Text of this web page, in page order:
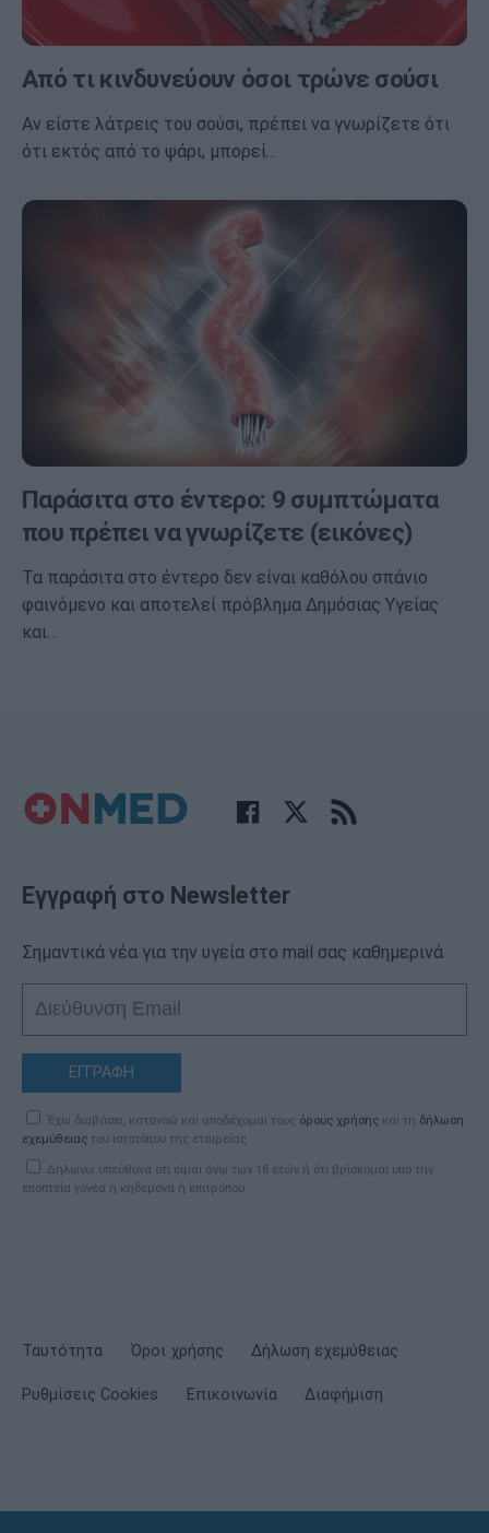
Από τι κινδυνεύουν όσοι τρώνε σούσι
Αν είστε λάτρεις του σούσι, πρέπει να γνωρίζετε ότι
ότι εκτός από το ψάρι, μπορεί…
Παράσιτα στο έντερο: 9 συμπτώματα
που πρέπει να γνωρίζετε (εικόνες)
Τα παράσιτα στο έντερο δεν είναι καθόλου σπάνιο
φαινόμενο και αποτελεί πρόβλημα Δημόσιας Υγείας
και…
Εγγραφή στο Newsletter
Σημαντικά νέα για την υγεία στο mail σας καθημερινά
ΕΓΓΡΑΦΗ
Έχω διαβάσει, κατανοώ και αποδέχομαι τους όρους χρήσης και τη δήλωση
εχεμύθειας του ιστοτόπου της εταιρείας
Δηλώνω υπεύθυνα ότι είμαι άνω των 18 ετών ή ότι βρίσκομαι υπό την
εποπτεία γονέα ή κηδεμόνα ή επιτρόπου
Ταυτότητα Όροι χρήσης Δήλωση εχεμύθειας
Ρυθμίσεις Cookies Επικοινωνία Διαφήμιση